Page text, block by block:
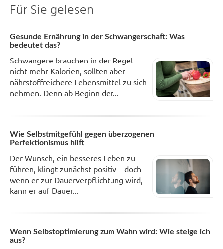
Für Sie gelesen
Gesunde Ernährung in der Schwangerschaft: Was
bedeutet das?
Schwangere brauchen in der Regel
nicht mehr Kalorien, sollten aber
nährstoffreichere Lebensmittel zu sich
nehmen. Denn ab Beginn der...
Wie Selbstmitgefühl gegen überzogenen
Perfektionismus hilft
Der Wunsch, ein besseres Leben zu
führen, klingt zunächst positiv – doch
wenn er zur Dauerverpflichtung wird,
kann er auf Dauer...
Wenn Selbstoptimierung zum Wahn wird: Wie steige ich
aus?